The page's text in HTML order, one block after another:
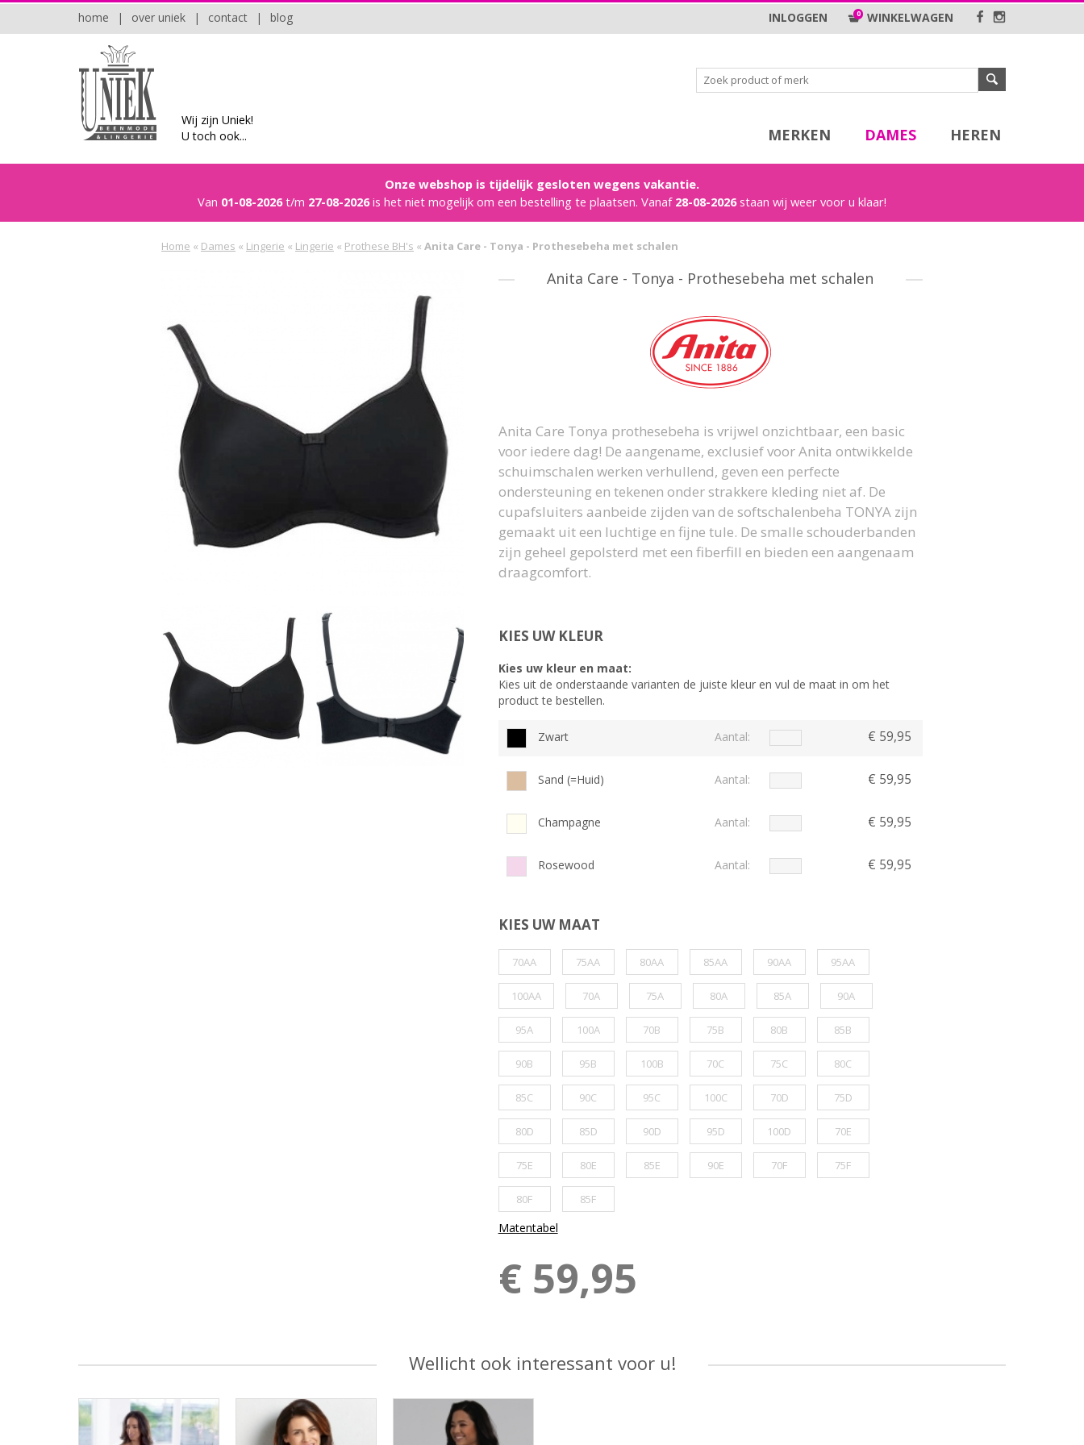
blog
|
contact
|
over uniek
|
home WINKELWAGEN
0
INLOGGEN
Wij zijn Uniek!
U toch ook...
MERKEN DAMES HEREN
Onze webshop is tijdelijk gesloten wegens vakantie.
Van 01-08-2026t/m 27-08-2026is het niet mogelijk om een bestelling te plaatsen. Vanaf 28-08-2026staan wij weer voor u klaar!
Home « Dames « Lingerie « Lingerie « Prothese BH's « Anita Care - Tonya - Prothesebeha met schalen
Anita Care - Tonya - Prothesebeha met schalen
Anita Care Tonya prothesebeha is vrijwel onzichtbaar, een basic
voor iedere dag! De aangename, exclusief voor Anita ontwikkelde
schuimschalen werken verhullend, geven een perfecte
ondersteuning en tekenen onder strakkere kleding niet af. De
cupafsluiters aanbeide zijden van de softschalenbeha TONYA zijn
gemaakt uit een luchtige en fijne tule. De smalle schouderbanden
zijn geheel gepolsterd met een fiberfill en bieden een aangenaam
draagcomfort.
KIES UW KLEUR
Kies uw kleur en maat:
Kies uit de onderstaande varianten de juiste kleur en vul de maat in om het
product te bestellen.
Zwart Aantal: € 59,95
Sand (=Huid) Aantal: € 59,95
Champagne Aantal: € 59,95
Rosewood Aantal: € 59,95
KIES UW MAAT
70AA 75AA 80AA 85AA 90AA 95AA
100AA 70A 75A 80A 85A 90A
95A 100A 70B 75B 80B 85B
90B 95B 100B 70C 75C 80C
85C 90C 95C 100C 70D 75D
80D 85D 90D 95D 100D 70E
75E 80E 85E 90E 70F 75F
80F 85F
Matentabel
€ 59,95
Wellicht ook interessant voor u!